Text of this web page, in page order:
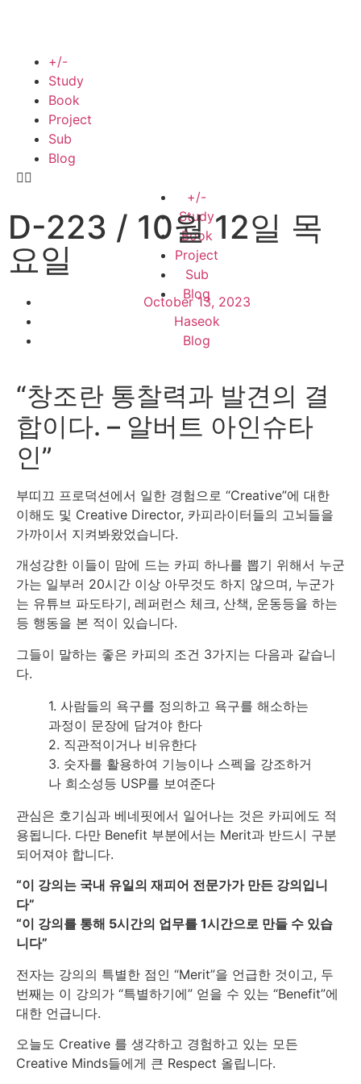
+/-
Study
Book
Project
Sub
Blog
+/-
Study
Book
Project
Sub
Blog
D-223 / 10월 12일 목
요일
October 13, 2023
Haseok
Blog
“창조란 통찰력과 발견의 결
합이다. – 알버트 아인슈타
인”
부띠끄 프로덕션에서 일한 경험으로 “Creative”에 대한
이해도 및 Creative Director, 카피라이터들의 고뇌들을
가까이서 지켜봐왔었습니다.
개성강한 이들이 맘에 드는 카피 하나를 뽑기 위해서 누군
가는 일부러 20시간 이상 아무것도 하지 않으며, 누군가
는 유튜브 파도타기, 레퍼런스 체크, 산책, 운동등을 하는
등 행동을 본 적이 있습니다.
그들이 말하는 좋은 카피의 조건 3가지는 다음과 같습니
다.
1. 사람들의 욕구를 정의하고 욕구를 해소하는
과정이 문장에 담겨야 한다
2. 직관적이거나 비유한다
3. 숫자를 활용하여 기능이나 스펙을 강조하거
나 희소성등 USP를 보여준다
관심은 호기심과 베네핏에서 일어나는 것은 카피에도 적
용됩니다. 다만 Benefit 부분에서는 Merit과 반드시 구분
되어져야 합니다.
“이 강의는 국내 유일의 재피어 전문가가 만든 강의입니
다”
“이 강의를 통해 5시간의 업무를 1시간으로 만들 수 있습
니다”
전자는 강의의 특별한 점인 “Merit”을 언급한 것이고, 두
번째는 이 강의가 “특별하기에” 얻을 수 있는 “Benefit”에
대한 언급니다.
오늘도 Creative 를 생각하고 경험하고 있는 모든
Creative Minds들에게 큰 Respect 올립니다.